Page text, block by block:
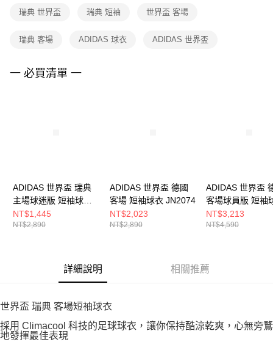
１．透過由恩沛科技股份有限公司提供之「AFTEE先享後付」服務完成之交
權轉讓予恩沛科技股份有限公司。
３．未成年的使用者請事先徵得法定代理人或監護人之同意方可使用
「AFTEE先享後付」，若未經同意申辦者引起之損失，本公司不負相關責
瑞典 世界盃 瑞典 短袖 世界盃 客場
瑞典 客場 ADIDAS 球衣 ADIDAS 世界盃
一 必買清單 一
ADIDAS 世界盃 瑞典
主場球迷版 短袖球衣
JM5814
NT$1,445
NT$2,890
ADIDAS 世界盃 德國
客場 短袖球衣 JN2074
NT$2,023
NT$2,890
ADIDAS 世界盃
客場球員版 短袖
JN2070
NT$3,213
NT$4,590
詳細說明 相關推薦
世界盃 瑞典 客場短袖球衣
採用 Climacool 科技的足球球衣，讓你保持酷涼乾爽，心無旁鶩
地發揮最佳表現